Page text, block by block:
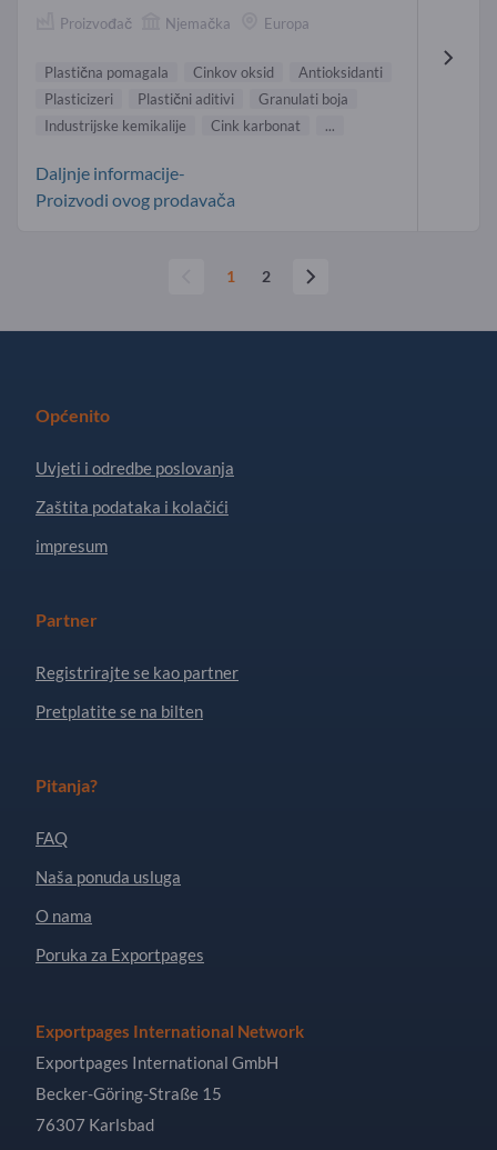
Proizvođač Njemačka Europa
Plastična pomagala Cinkov oksid
Antioksidanti
Plasticizeri
Plastični aditivi
Granulati boja
Industrijske kemikalije
Cink karbonat ...
Daljnje informacije-
Proizvodi ovog prodavača
1 2
Općenito
Uvjeti i odredbe poslovanja
Zaštita podataka i kolačići
impresum
Partner
Registrirajte se kao partner
Pretplatite se na bilten
Pitanja?
FAQ
Naša ponuda usluga
O nama
Poruka za Exportpages
Exportpages International Network
Exportpages International GmbH
Becker-Göring-Straße 15
76307 Karlsbad